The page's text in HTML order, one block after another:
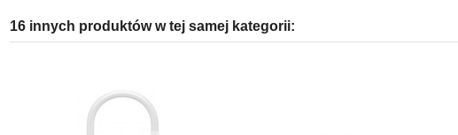
16 innych produktów w tej samej kategorii: